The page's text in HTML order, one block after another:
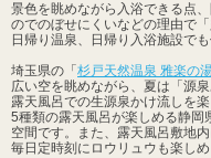
景色を眺めながら入浴できる点
のでのぼせにくいなどの理由で
日帰り温泉、日帰り入浴施設で
埼玉県の「 杉戸天然温泉 雅楽の
広い空を眺めながら、夏は「源
露天風呂での生源泉かけ流しを楽
5種類の露天風呂が楽しめる静岡
空間です。また、露天風呂敷地
毎日定時刻にロウリュウも楽しめ